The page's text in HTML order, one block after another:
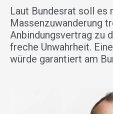
Laut Bundesrat soll es
Massenzuwanderung
Anbindungsvertrag zu
freche Unwahrheit.
würde garantiert am